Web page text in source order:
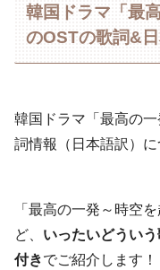
韓国ドラマ「最
のOSTの歌詞&
韓国ドラマ「最高の
詞情報（日本語訳）に
「最高の一発～時空
ど、 いったいどうい
付きでご紹介します！